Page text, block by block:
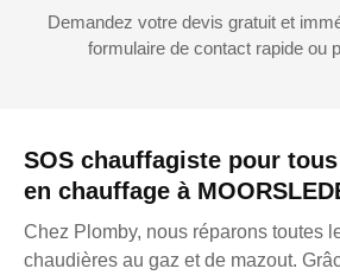
SOS chauffagiste pour
en chauffage à
Chez Plomby, nous réparons toutes
chaudières au gaz et de mazout.
Demandez votre devis gratuit et
formulaire de contact rapide ou